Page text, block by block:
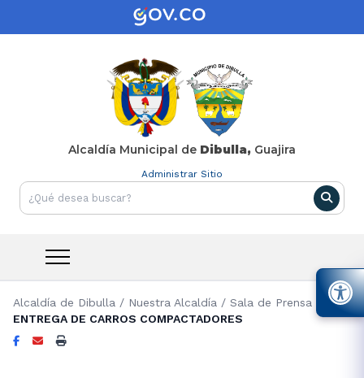
Alcaldía Municipal de Dibulla, Guajira
Administrar Sitio
Alcaldía de Dibulla / Nuestra Alcaldía / Sala de Prensa
ENTREGA DE CARROS COMPACTADORES